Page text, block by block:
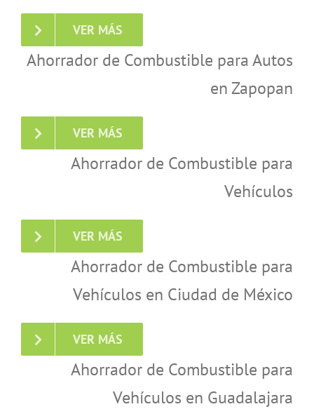
VER MÁS
Ahorrador de Combustible para Autos
en Zapopan
VER MÁS
Ahorrador de Combustible para
Vehículos
VER MÁS
Ahorrador de Combustible para
Vehículos en Ciudad de México
VER MÁS
Ahorrador de Combustible para
Vehículos en Guadalajara